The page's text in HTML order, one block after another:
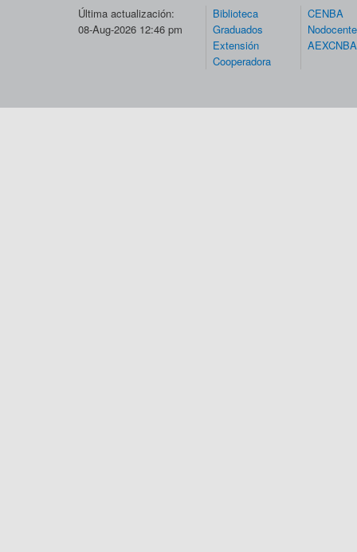
Última actualización:
08-Aug-2026 12:46 pm
Biblioteca
Graduados
Extensión
Cooperadora
CENBA
AEXCNBA